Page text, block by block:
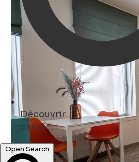
Découvrir
restaurants ...
Open Search